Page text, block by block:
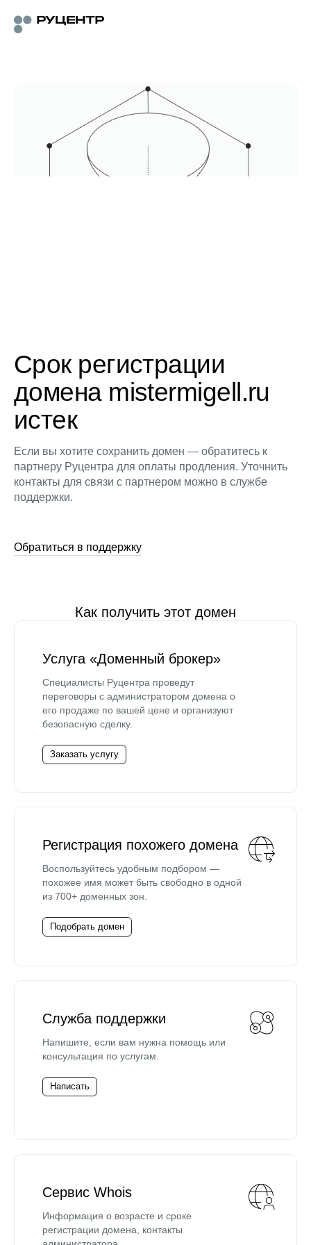
Срок регистрации
домена mistermigell.ru
истек
Если вы хотите сохранить домен — обратитесь к
партнеру Руцентра для оплаты продления. Уточнить
контакты для связи с партнером можно в службе
поддержки.
Обратиться в поддержку
Как получить этот домен
Услуга «Доменный брокер»
Специалисты Руцентра проведут
переговоры с администратором домена о
его продаже по вашей цене и организуют
безопасную сделку.
Заказать услугу
Регистрация похожего домена
Воспользуйтесь удобным подбором —
похожее имя может быть свободно в одной
из 700+ доменных зон.
Подобрать домен
Служба поддержки
Напишите, если вам нужна помощь или
консультация по услугам.
Написать
Сервис Whois
Информация о возрасте и сроке
регистрации домена, контакты